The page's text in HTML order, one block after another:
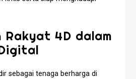
Rakyat 4D dalam
sebagai tenaga berharga di